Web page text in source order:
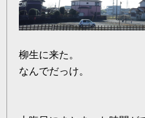
柳生に来た。
なんでだっけ。